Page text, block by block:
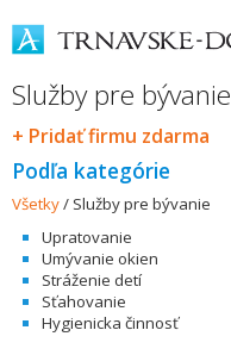
Služby pre bývanie
+ Pridať firmu zdarma
Podľa kategórie
Všetky/ Služby pre bývanie
Upratovanie
Umývanie okien
Stráženie detí
Sťahovanie
Hygienicka činnosť